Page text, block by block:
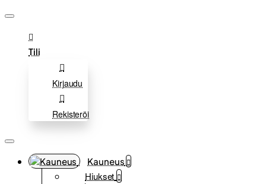
Tili
Kirjaudu
Rekisteröi
Kauneus
Hiukset